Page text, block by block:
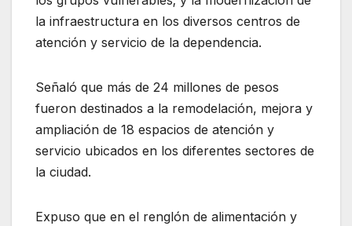
la infraestructura en los diversos centros de
atención y servicio de la dependencia.
Señaló que más de 24 millones de pesos
fueron destinados a la remodelación, mejora y
ampliación de 18 espacios de atención y
servicio ubicados en los diferentes sectores de
la ciudad.
Expuso que en el renglón de alimentación y